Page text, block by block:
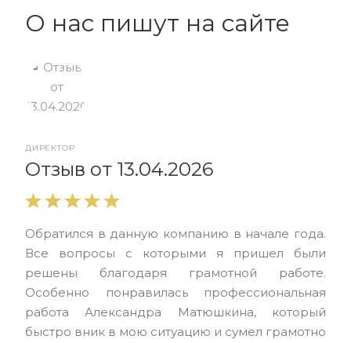
О нас пишут на сайте
ДИРЕКТОР
Отзыв от 13.04.2026
Обратился в данную компанию в начале года.
Все вопросы с которыми я пришел были
решены благодаря грамотной работе.
Особенно понравилась профессиональная
работа Александра Матюшкина, который
быстро вник в мою ситуацию и сумел грамотно